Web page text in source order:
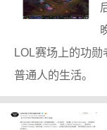
LOL赛场上的功
普通人的生活。